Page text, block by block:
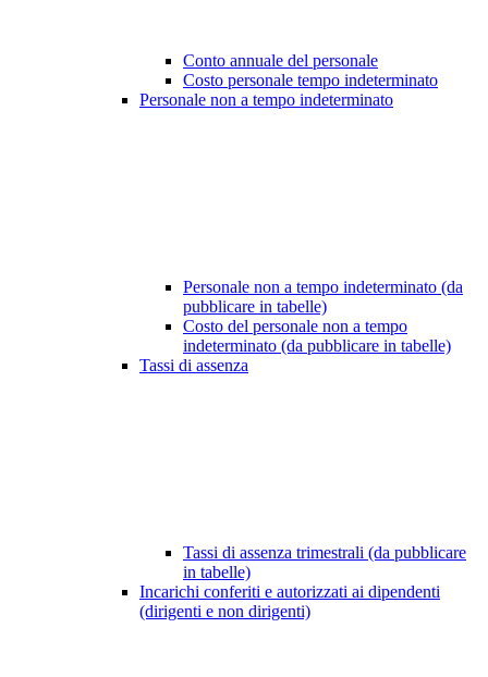
Conto annuale del personale
Costo personale tempo indeterminato
Personale non a tempo indeterminato
Personale non a tempo indeterminato (da
pubblicare in tabelle)
Costo del personale non a tempo
indeterminato (da pubblicare in tabelle)
Tassi di assenza
Tassi di assenza trimestrali (da pubblicare
in tabelle)
Incarichi conferiti e autorizzati ai dipendenti
(dirigenti e non dirigenti)